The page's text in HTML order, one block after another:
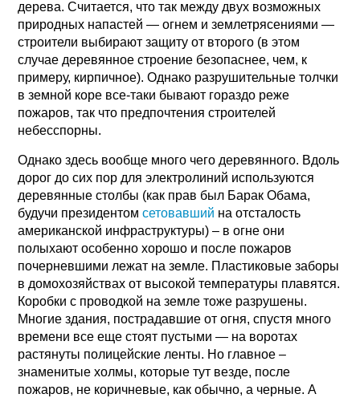
дерева. Считается, что так между двух возможных
природных напастей — огнем и землетрясениями —
строители выбирают защиту от второго (в этом
случае деревянное строение безопаснее, чем, к
примеру, кирпичное). Однако разрушительные толчки
в земной коре все-таки бывают гораздо реже
пожаров, так что предпочтения строителей
небесспорны.
Однако здесь вообще много чего деревянного. Вдоль
дорог до сих пор для электролиний используются
деревянные столбы (как прав был Барак Обама,
будучи президентомсетовавший на отсталость
американской инфраструктуры) – в огне они
полыхают особенно хорошо и после пожаров
почерневшими лежат на земле. Пластиковые заборы
в домохозяйствах от высокой температуры плавятся.
Коробки с проводкой на земле тоже разрушены.
Многие здания, пострадавшие от огня, спустя много
времени все еще стоят пустыми — на воротах
растянуты полицейские ленты. Но главное –
знаменитые холмы, которые тут везде, после
пожаров, не коричневые, как обычно, а черные. А